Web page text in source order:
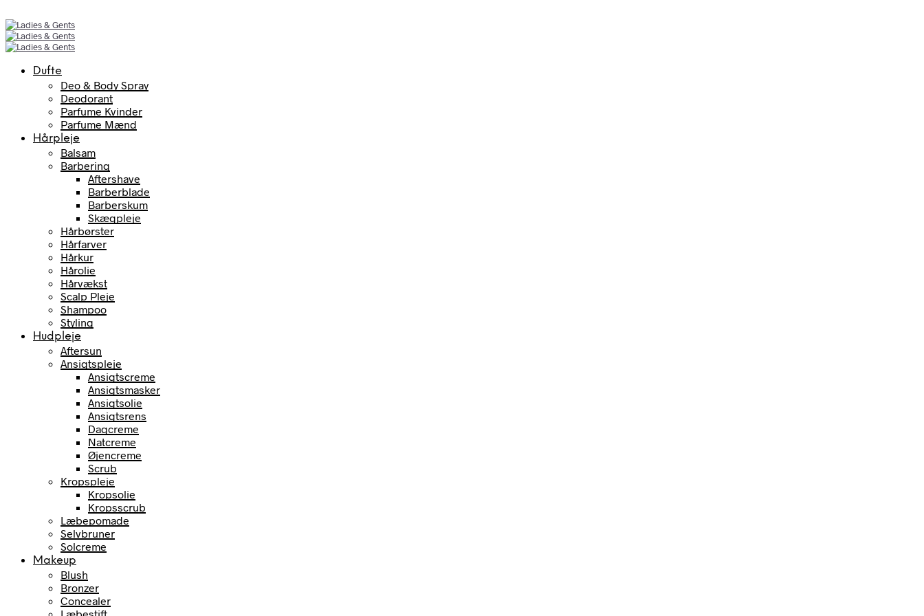
Dufte
Deo & Body Spray
Deodorant
Parfume Kvinder
Parfume Mænd
Hårpleje
Balsam
Barbering
Aftershave
Barberblade
Barberskum
Skægpleje
Hårbørster
Hårfarver
Hårkur
Hårolie
Hårvækst
Scalp Pleje
Shampoo
Styling
Hudpleje
Aftersun
Ansigtspleje
Ansigtscreme
Ansigtsmasker
Ansigtsolie
Ansigtsrens
Dagcreme
Natcreme
Øjencreme
Scrub
Kropspleje
Kropsolie
Kropsscrub
Læbepomade
Selvbruner
Solcreme
Makeup
Blush
Bronzer
Concealer